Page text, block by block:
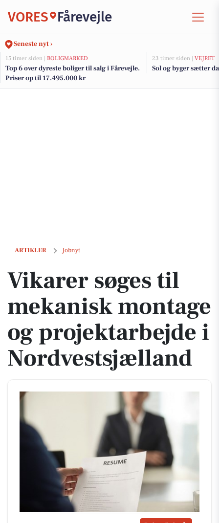
VORES Fårevejle
Seneste nyt ›
15 timer siden | BOLIGMARKED
Top 6 over dyreste boliger til salg i Fårevejle.
Priser op til 17.495.000 kr
23 timer siden | VEJRET
Sol og byger sætter
ARTIKLER Jobnyt
Vikarer søges til mekanisk montage og projektarbejde i
Vikarer søges til
mekanisk montage
og projektarbejde i
Nordvestsjælland